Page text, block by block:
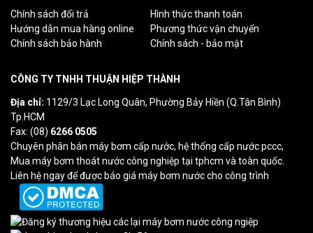
Chính sách đổi trả
Hình thức thanh toán
Hướng dẫn mua hàng online
Phương thức vận chuyển
Chính sách bảo hành
Chính sách - bảo mật
CÔNG TY TNHH THUẬN HIỆP THÀNH
Địa chỉ: 1129/3 Lạc Long Quân, Phường Bảy Hiền (Q.Tân Bình)
Tp.HCM
Fax: (08) 6266 0505
Chuyên phân bán máy bơm cấp nước, hệ thống cấp nước pccc,
Mua máy bơm thoát nước công nghiệp tại tphcm và toàn quốc.
Liên hệ ngay để được báo giá máy bơm nước cho công trình